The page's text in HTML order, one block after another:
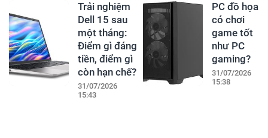
Trải nghiệm
Dell 15 sau
một tháng:
Điểm gì đáng
tiền, điểm gì
còn hạn chế?
31/07/2026
15:43
PC đồ họa
có chơi
game tốt
như PC
gaming?
31/07/2026
15:38